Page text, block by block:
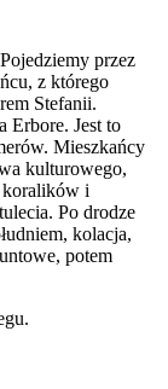
przez
z którego
Stefanii.
Erbore. Jest to
Mieszkańcy
kulturowego,
koralików i
Po drodze
kolacja,
potem